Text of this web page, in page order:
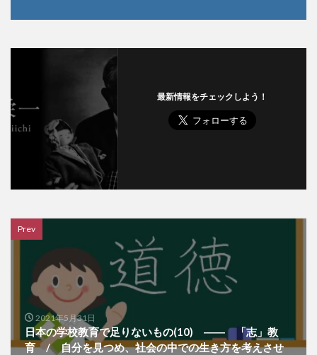
最新情報をチェックしよう！
Prev
2021年5月31日
日本の学校教育で足りないもの(10) ―― 「志」教
育 / 自分を見つめ、社会の中での生き方を考えさせ